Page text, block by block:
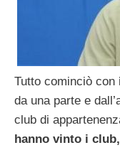
Tutto cominciò con
da una parte e
club di
hanno vinto i club,